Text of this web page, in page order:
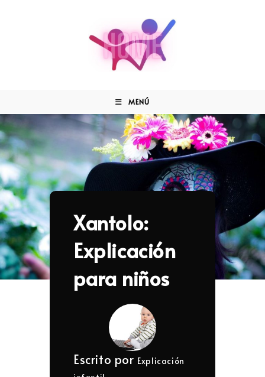
MENÚ
Xantolo:
Explicación
para niños
Escrito por Explicación